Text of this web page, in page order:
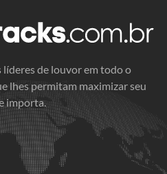
líderes de louvor em todo o
lhes permitam maximizar seu
importa.